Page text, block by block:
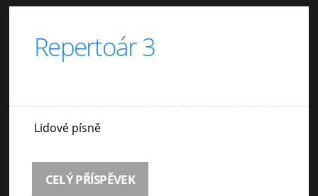
Repertoár 3
Lidové písně
CELÝ PŘÍSPĚVEK